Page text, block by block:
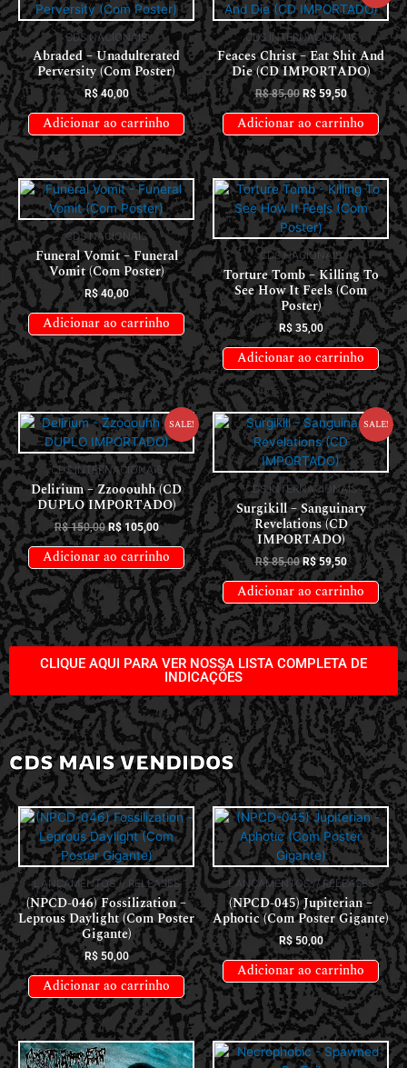
CDS NACIONAIS
Abraded – Unadulterated
Perversity (Com Poster)
R$40,00
Adicionar ao carrinho
CDS INTERNACIONAIS
Feaces Christ – Eat Shit And
Die (CD IMPORTADO)
R$85,00 R$59,50
Adicionar ao carrinho
CDS NACIONAIS
Funeral Vomit – Funeral
Vomit (Com Poster)
R$40,00
Adicionar ao carrinho
CDS NACIONAIS
Torture Tomb – Killing To
See How It Feels (Com
Poster)
R$35,00
Adicionar ao carrinho
Sale!
CDS INTERNACIONAIS
Delirium – Zzooouhh (CD
DUPLO IMPORTADO)
R$150,00 R$105,00
Adicionar ao carrinho
Sale!
CDS INTERNACIONAIS
Surgikill – Sanguinary
Revelations (CD
IMPORTADO)
R$85,00 R$59,50
Adicionar ao carrinho
CLIQUE AQUI PARA VER NOSSA LISTA COMPLETA DE
INDICAÇÕES
CDS MAIS VENDIDOS
LANÇAMENTOS // RELEASES
(NPCD-046) Fossilization –
Leprous Daylight (Com Poster
Gigante)
R$50,00
Adicionar ao carrinho
LANÇAMENTOS // RELEASES
(NPCD-045) Jupiterian –
Aphotic (Com Poster Gigante)
R$50,00
Adicionar ao carrinho